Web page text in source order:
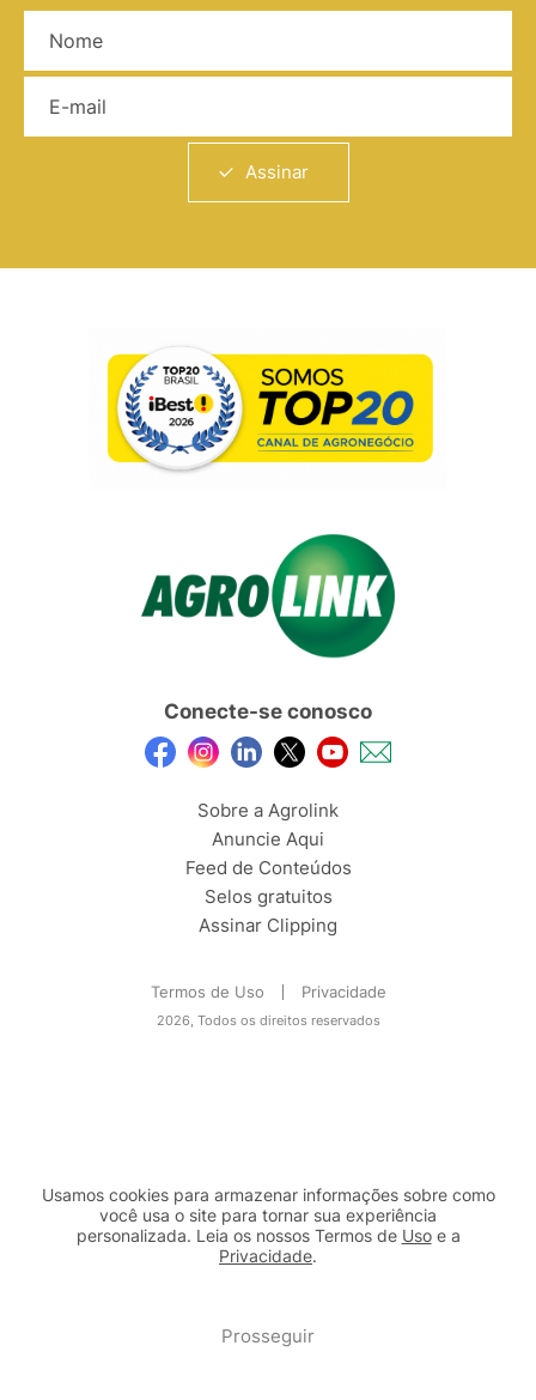
Assinar
Conecte-se conosco
Sobre a Agrolink
Anuncie Aqui
Feed de Conteúdos
Selos gratuitos
Assinar Clipping
Termos de Uso Privacidade
2026, Todos os direitos reservados
Usamos cookies para armazenar informações sobre como
você usa o site para tornar sua experiência
personalizada. Leia os nossos Termos de Usoe a
Privacidade.
Prosseguir